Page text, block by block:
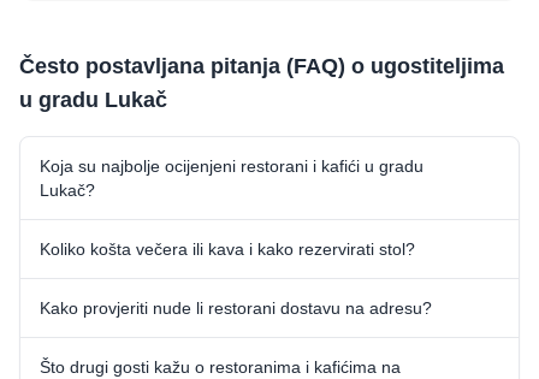
Često postavljana pitanja (FAQ) o ugostiteljima
u gradu Lukač
Koja su najbolje ocijenjeni restorani i kafići u gradu
Lukač?
Koliko košta večera ili kava i kako rezervirati stol?
Kako provjeriti nude li restorani dostavu na adresu?
Što drugi gosti kažu o restoranima i kafićima na